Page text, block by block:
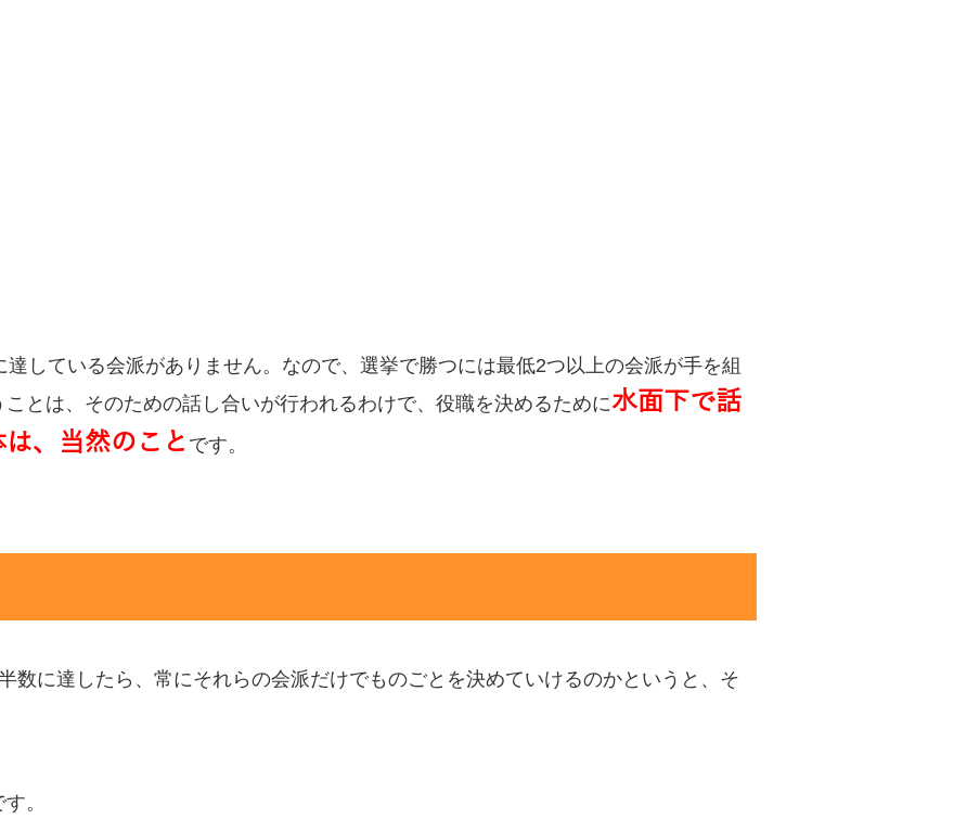
している会派がありません。なので、選挙で勝つには最低2つ以上の会派が手を組
とは、そのための話し合いが行われるわけで、役職を決めるために水面下で話
、当然のこと です。
数に達したら、常にそれらの会派だけでものごとを決めていけるのかというと、そ
。